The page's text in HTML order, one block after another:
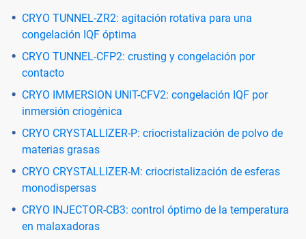
CRYO TUNNEL-ZR2: agitación rotativa para una
congelación IQF óptima
CRYO TUNNEL-CFP2: crusting y congelación por
contacto
CRYO IMMERSION UNIT-CFV2: congelación IQF por
inmersión criogénica
CRYO CRYSTALLIZER-P: criocristalización de polvo de
materias grasas
CRYO CRYSTALLIZER-M: criocristalización de esferas
monodispersas
CRYO INJECTOR-CB3: control óptimo de la temperatura
en malaxadoras